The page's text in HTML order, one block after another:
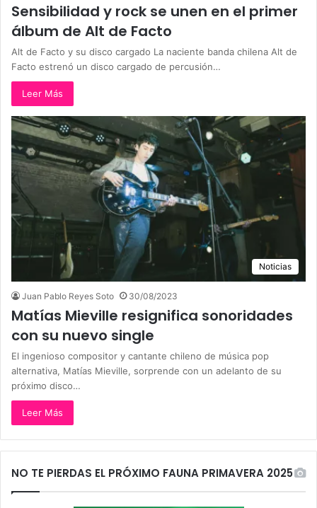
Sensibilidad y rock se unen en el primer
álbum de Alt de Facto
Alt de Facto y su disco cargado La naciente banda chilena Alt de
Facto estrenó un disco cargado de percusión…
Leer Más
Noticias
Juan Pablo Reyes Soto 30/08/2023
Matías Mieville resignifica sonoridades
con su nuevo single
El ingenioso compositor y cantante chileno de música pop
alternativa, Matías Mieville, sorprende con un adelanto de su
próximo disco…
Leer Más
NO TE PIERDAS EL PRÓXIMO FAUNA PRIMAVERA 2025